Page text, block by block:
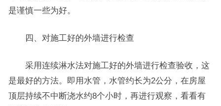
是谨慎一些为好。
四、对施工好的外墙进行检查
采用连续淋水法对施工好的外墙进行检查验收，这
是最好的方法。即用水管，水管约长为2公分，在房屋
顶层持续不中断浇水约8个小时，再进行观察，看看有